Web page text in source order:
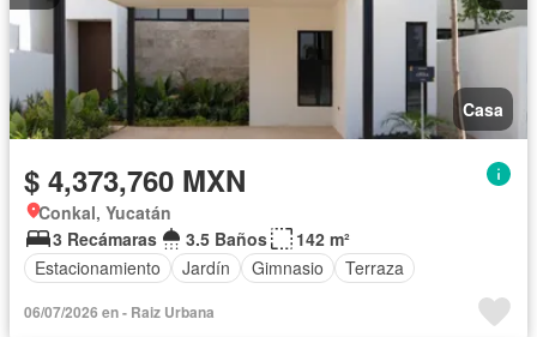
Casa
$ 4,373,760 MXN
Conkal, Yucatán
3 Recámaras
3.5 Baños
142 m²
Estacionamiento
Jardín Gimnasio Terraza
06/07/2026 en - Raiz Urbana